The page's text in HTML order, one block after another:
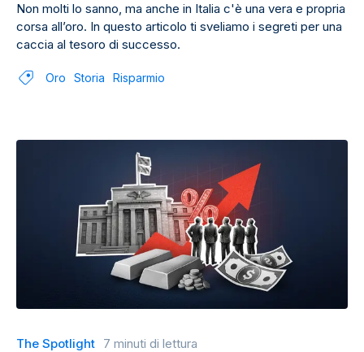
Non molti lo sanno, ma anche in Italia c'è una vera e propria
corsa all’oro. In questo articolo ti sveliamo i segreti per una
caccia al tesoro di successo.
Oro Storia Risparmio
The Spotlight 7 minuti di lettura